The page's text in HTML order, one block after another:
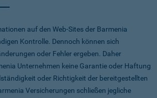
auf den Web-Sites der Barmenia
Kontrolle. Dennoch können sich
oder Fehler ergeben. Daher
Unternehmen keine Garantie oder Haftung
oder Richtigkeit der bereitgestellten
Versicherungen schließen jegliche